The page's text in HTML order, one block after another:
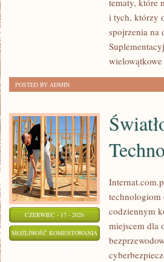
SPALANIU
KALORII
tematy, które
i tych, którzy
spojrzenia na
POSTED BY ADMIN
CZERWIEC - 17 - 2026
MOŻLIWOŚĆ KOMENTOWANIA ŚWIATŁOWODY
technologiom
codziennym
miejscem dla